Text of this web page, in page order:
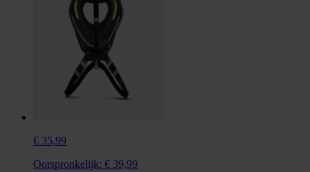
€ 35,99
Oorspronkelijk: € 39,99